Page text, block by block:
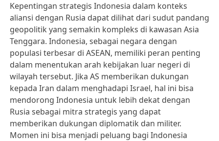
Kepentingan strategis Indonesia dalam konteks
aliansi dengan Rusia dapat dilihat dari sudut pandang
geopolitik yang semakin kompleks di kawasan Asia
Tenggara. Indonesia, sebagai negara dengan
populasi terbesar di ASEAN, memiliki peran penting
dalam menentukan arah kebijakan luar negeri di
wilayah tersebut. Jika AS memberikan dukungan
kepada Iran dalam menghadapi Israel, hal ini bisa
mendorong Indonesia untuk lebih dekat dengan
Rusia sebagai mitra strategis yang dapat
memberikan dukungan diplomatik dan militer.
Momen ini bisa menjadi peluang bagi Indonesia